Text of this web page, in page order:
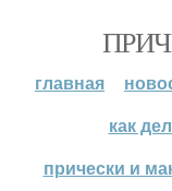
главная
как
прически и